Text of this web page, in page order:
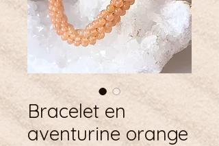
Bracelet en
aventurine orange